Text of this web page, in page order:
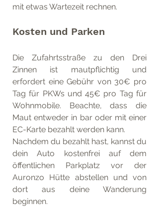
mit etwas Wartezeit rechnen.
Kosten und Parken
Die Zufahrtsstraße zu den Drei
Zinnen ist mautpflichtig und
erfordert eine Gebühr von 30€ pro
Tag für PKWs und 45€ pro Tag für
Wohnmobile. Beachte, dass die
Maut entweder in bar oder mit einer
EC-Karte bezahlt werden kann.
Nachdem du bezahlt hast, kannst du
dein Auto kostenfrei auf dem
öffentlichen Parkplatz vor der
Auronzo Hütte abstellen und von
dort aus deine Wanderung
beginnen.